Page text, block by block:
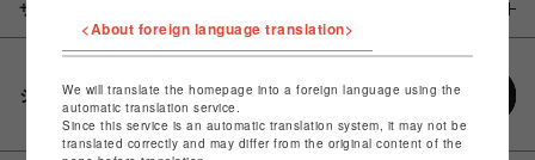
サイズ
シェアする
<About foreign language translation>
We will translate the homepage into a foreign language using the
automatic translation service.
Since this service is an automatic translation system, it may not be
translated correctly and may differ from the original content of the